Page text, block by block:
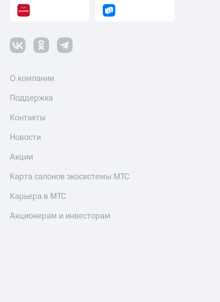
О компании
Поддержка
Контакты
Новости
Акции
Карта салонов экосистемы МТС
Карьера в МТС
Акционерам и инвесторам